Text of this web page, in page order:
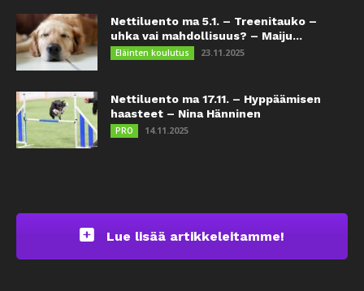
Nettiluento ma 5.1. – Treenitauko –
uhka vai mahdollisuus? – Maiju...
Eläinten koulutus 23.11.2025
Nettiluento ma 17.11. – Hyppäämisen
haasteet – Nina Hänninen
PRO 14.11.2025
Lue lisää artikkeleitamme!